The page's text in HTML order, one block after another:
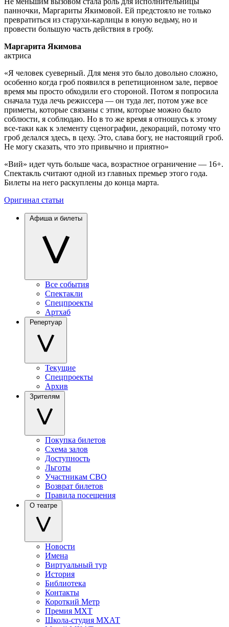
панночки, Маргариты Якимовой. Ей предстояло не только
превратиться из старухи-карлицы в юную ведьму, но и
провести большую часть действия в гробу.
Маргарита Якимова
актриса
«Я человек суеверный. Для меня это было довольно сложно,
особенно когда гроб появился в репетиционном зале, первое
время мы просто обходили его стороной. Потом я попросила
сначала туда лечь режиссера — он туда лег, потом уже все
приметы, которые связаны с этим, которые можно было
соблюсти, я соблюдаю. Но в то же время я отношусь к этому
все-таки как к элементу сценографии, декораций, потому что
гроб делался здесь, в цеху. Это, слава богу, не настоящий гроб.
Не могу сказать, что это привычно и приятно»
«Вий» идет чуть больше часа, возрастное ограничение — 16+.
Спектакль считают одной из главных премьер этого года.
Билеты на него раскуплены до конца марта.
Оригинал статьи
Афиша и билеты
Все события
Спектакли
Спецпроекты
Артхаб
Репертуар
Текущие
Спецпроекты
Архив
Зрителям
Покупка билетов
Схема залов
Доступность
Льготы
Участникам СВО
Возврат билетов
Правила посещения
О театре
Новости
Имена
Виртуальный тур
История
Библиотека
Контакты
Короткий Метр
Премия МХТ
Школа-студия МХАТ